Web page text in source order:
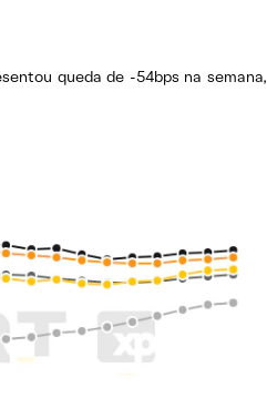
queda de -54bps na semana,